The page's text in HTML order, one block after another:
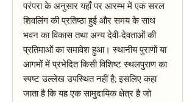
परंपरा के अनुसार यहाँ पर आरम्भ में एक सरल
शिवलिंग की प्रतिष्ठा हुई और समय के साथ
भवन का विकास तथा अन्य देवी-देवताओं की
प्रतिमाओं का समावेश हुआ। स्थानीय पुराणों या
आगमों में प्रभेदित किसी विशिष्ट स्थलपुराण का
स्पष्ट उल्लेख उपस्थित नहीं है; इसलिए कहा
जाता है कि यह एक सामुदायिक क्षेत्र है जो